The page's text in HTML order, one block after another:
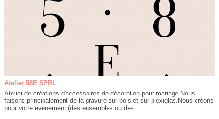
Atelier 58E SPRL
Atelier de créations d'accessoires de décoration pour mariage.Nous
faisons principalement de la gravure sur bois et sur plexiglas.Nous créons
pour votre événement (des ensembles ou des...